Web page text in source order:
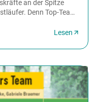
an der Spitze
Denn Top-Teams
Lesen